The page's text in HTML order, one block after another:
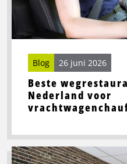
Beste
Nederland voor
Blog 26 juni 2026
voor
vrachtwagenchauffeurs
Lees